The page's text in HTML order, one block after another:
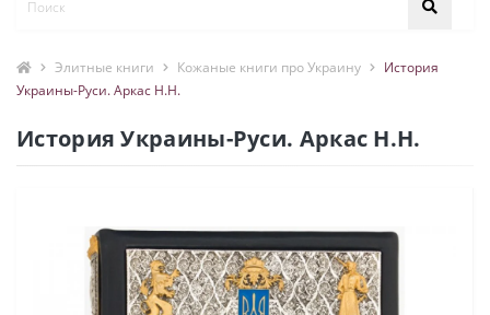
Элитные книги Кожаные книги про Украину
История
Украины-Руси. Аркас Н.Н.
История Украины-Руси. Аркас Н.Н.